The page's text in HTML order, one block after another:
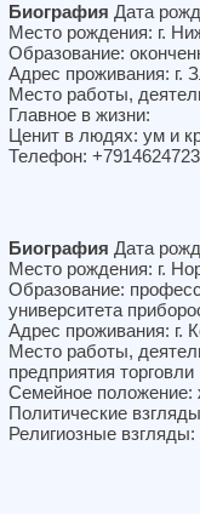
Биография Дата
Место рождения: г.
Образование:
Адрес проживания: г.
Место работы,
Главное в жизни:
Ценит в людях: ум и
Телефон:
Биография Дата
Место рождения: г.
Образование:
университета
Адрес проживания: г.
Место работы,
предприятия торговли
Семейное положение:
Политические
Религиозные